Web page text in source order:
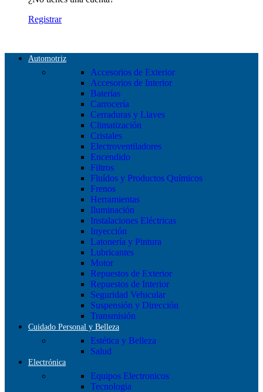
Registrar
Automotriz
Accesorios de Exterior
Accesorios de Interior
Baterías
Carrocería
Cerraduras y Llaves
Climatización
Cristales
Electroventiladores
Encendido
Filtros
Fluídos y Productos Químicos
Frenos
Herramientas
Iluminación
Instalaciones Eléctricas
Inyección
Latonería y Pintura
Lubricantes
Motor
Repuestos de Exterior
Repuestos de Interior
Seguridad Vehicular
Suspensión y Dirección
Transmisión
Cuidado Personal y Belleza
Estética y Belleza
Salud
Electrónica
Equipos Electronicos
Tecnologia